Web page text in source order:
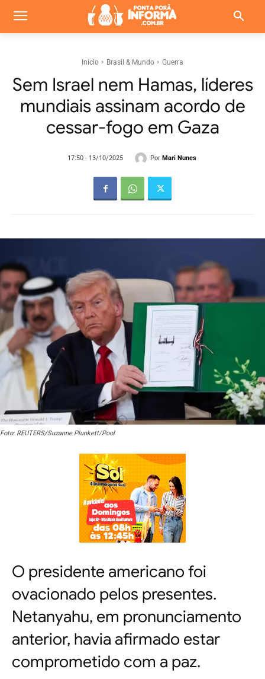
Início Brasil & Mundo Guerra
Sem Israel nem Hamas, líderes
mundiais assinam acordo de
cessar-fogo em Gaza
17:50 - 13/10/2025 Por Mari Nunes
Foto: REUTERS/Suzanne Plunkett/Pool
O presidente americano foi
ovacionado pelos presentes.
Netanyahu, em pronunciamento
anterior, havia afirmado estar
comprometido com a paz.